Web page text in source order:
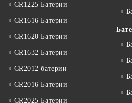
CR1225 Батерии
CR1616 Батерии
CR1620 Батерии
CR1632 Батерии
CR2012 батерии
CR2016 Батерии
CR2025 Батерии